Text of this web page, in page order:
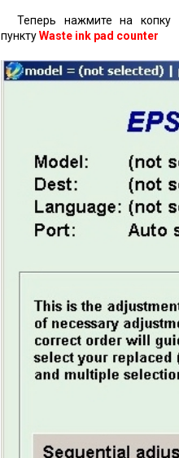
Теперь нажмите на копку
пунктуWaste ink pad counter